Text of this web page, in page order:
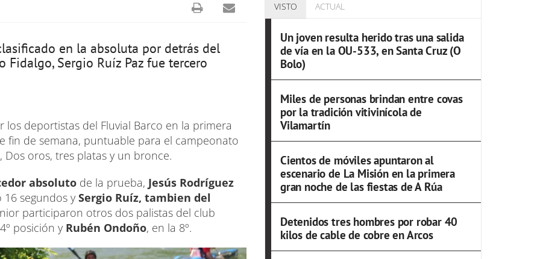
en la absoluta por detrás del
Fidalgo, Sergio Ruíz Paz fue tercero
deportistas del Fluvial Barco en la primera
fin de semana, puntuable para el campeonato
Dos oros, tres platas y un bronce.
absoluto de la prueba, Jesús Rodríguez
16 segundos y Sergio Ruíz, tambien del
participaron otros dos palistas del club
posición y Rubén Ondoño, en la 8º.
VISTO ACTUAL
Un joven resulta herido tras una salida
de vía en la OU-533, en Santa Cruz (O
Bolo)
Miles de personas brindan entre covas
por la tradición vitivinícola de
Vilamartín
Cientos de móviles apuntaron al
escenario de La Misión en la primera
gran noche de las fiestas de A Rúa
Detenidos tres hombres por robar 40
kilos de cable de cobre en Arcos